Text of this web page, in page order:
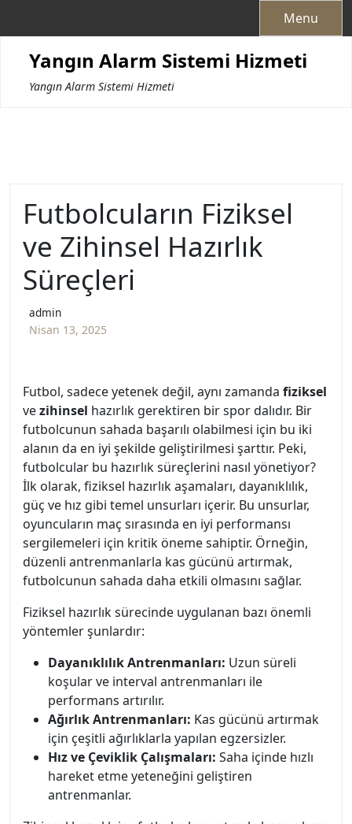
Menu
Yangın Alarm Sistemi Hizmeti
Yangın Alarm Sistemi Hizmeti
Futbolcuların Fiziksel
ve Zihinsel Hazırlık
Süreçleri
admin
Nisan 13, 2025
Futbol, sadece yetenek değil, aynı zamanda fiziksel
vezihinsel hazırlık gerektiren bir spor dalıdır. Bir
futbolcunun sahada başarılı olabilmesi için bu iki
alanın da en iyi şekilde geliştirilmesi şarttır. Peki,
futbolcular bu hazırlık süreçlerini nasıl yönetiyor?
İlk olarak, fiziksel hazırlık aşamaları, dayanıklılık,
güç ve hız gibi temel unsurları içerir. Bu unsurlar,
oyuncuların maç sırasında en iyi performansı
sergilemeleri için kritik öneme sahiptir. Örneğin,
düzenli antrenmanlarla kas gücünü artırmak,
futbolcunun sahada daha etkili olmasını sağlar.
Fiziksel hazırlık sürecinde uygulanan bazı önemli
yöntemler şunlardır:
Dayanıklılık Antrenmanları: Uzun süreli
koşular ve interval antrenmanları ile
performans artırılır.
Ağırlık Antrenmanları: Kas gücünü artırmak
için çeşitli ağırlıklarla yapılan egzersizler.
Hız ve Çeviklik Çalışmaları: Saha içinde hızlı
hareket etme yeteneğini geliştiren
antrenmanlar.